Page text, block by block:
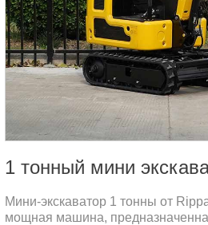
1 тонный мини
Мини-экскаватор 1 тонны от
мощная машина,